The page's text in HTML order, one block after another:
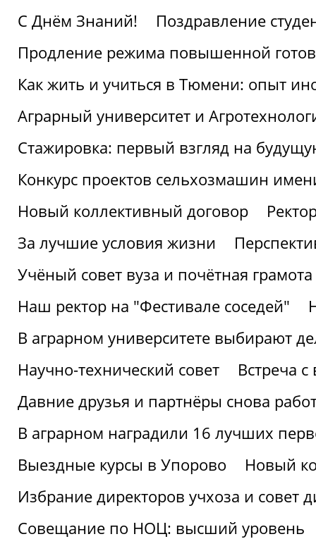
С Днём Знаний!
Поздравление
Продление режима повышенной
Как жить и учиться в Тюмени: опыт
Аграрный университет и
Стажировка: первый взгляд на
Конкурс проектов сельхозмашин
Новый коллективный договор
За лучшие условия жизни
Учёный совет вуза и почётная
Наш ректор на "Фестивале соседей"
В аграрном университете выбирают
Научно-технический совет
Встреча
Давние друзья и партнёры снова
В аграрном наградили 16 лучших
Выездные курсы в Упорово
Новый
Избрание директоров учхоза и совет
Совещание по НОЦ: высший уровень